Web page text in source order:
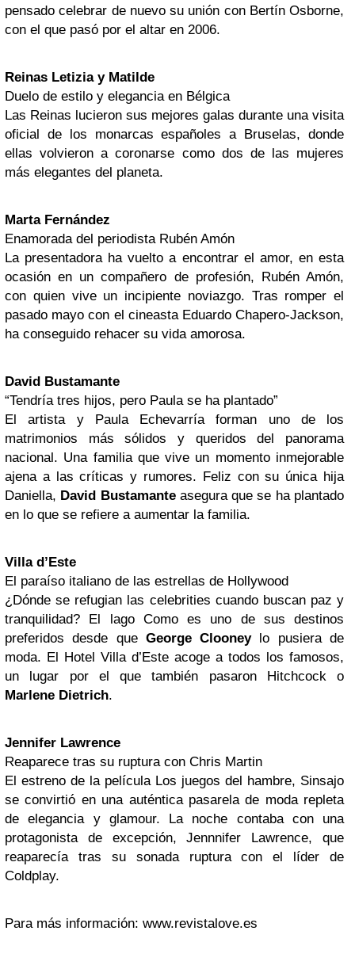
pensado celebrar de nuevo su unión con Bertín Osborne,
con el que pasó por el altar en 2006.
Reinas Letizia y Matilde
Duelo de estilo y elegancia en Bélgica
Las Reinas lucieron sus mejores galas durante una visita
oficial de los monarcas españoles a Bruselas, donde
ellas volvieron a coronarse como dos de las mujeres
más elegantes del planeta.
Marta Fernández
Enamorada del periodista Rubén Amón
La presentadora ha vuelto a encontrar el amor, en esta
ocasión en un compañero de profesión, Rubén Amón,
con quien vive un incipiente noviazgo. Tras romper el
pasado mayo con el cineasta Eduardo Chapero-Jackson,
ha conseguido rehacer su vida amorosa.
David Bustamante
“Tendría tres hijos, pero Paula se ha plantado”
El artista y Paula Echevarría forman uno de los
matrimonios más sólidos y queridos del panorama
nacional. Una familia que vive un momento inmejorable
ajena a las críticas y rumores. Feliz con su única hija
Daniella, David Bustamanteasegura que se ha plantado
en lo que se refiere a aumentar la familia.
Villa d’Este
El paraíso italiano de las estrellas de Hollywood
¿Dónde se refugian las celebrities cuando buscan paz y
tranquilidad? El lago Como es uno de sus destinos
preferidos desde que George Clooneylo pusiera de
moda. El Hotel Villa d’Este acoge a todos los famosos,
un lugar por el que también pasaron Hitchcock o
Marlene Dietrich.
Jennifer Lawrence
Reaparece tras su ruptura con Chris Martin
El estreno de la película Los juegos del hambre, Sinsajo
se convirtió en una auténtica pasarela de moda repleta
de elegancia y glamour. La noche contaba con una
protagonista de excepción, Jennnifer Lawrence, que
reaparecía tras su sonada ruptura con el líder de
Coldplay.
Para más información: www.revistalove.es